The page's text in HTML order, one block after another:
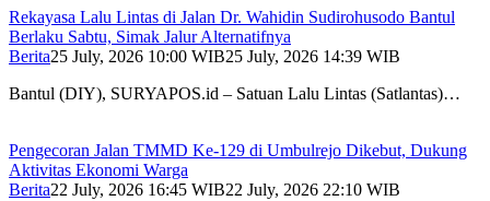
Rekayasa Lalu Lintas di Jalan Dr. Wahidin Sudirohusodo Bantul
Berlaku Sabtu, Simak Jalur Alternatifnya
Berita25 July, 2026 10:00 WIB25 July, 2026 14:39 WIB
Bantul (DIY), SURYAPOS.id – Satuan Lalu Lintas (Satlantas)…
Pengecoran Jalan TMMD Ke-129 di Umbulrejo Dikebut, Dukung
Aktivitas Ekonomi Warga
Berita22 July, 2026 16:45 WIB22 July, 2026 22:10 WIB